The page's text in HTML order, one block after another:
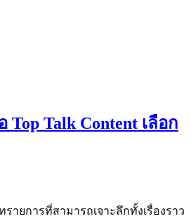
Top Talk Content เลือก
ายการที่สามารถเจาะลึกทั้งเรื่องราว